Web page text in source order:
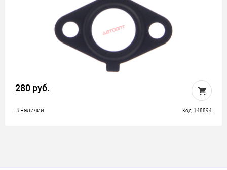
280 руб.
В наличии Код: 148894